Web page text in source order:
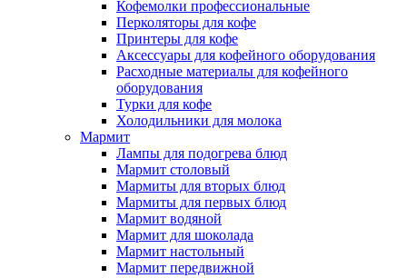
Кофемолки профессиональные
Перколяторы для кофе
Принтеры для кофе
Аксессуары для кофейного оборудования
Расходные материалы для кофейного
оборудования
Турки для кофе
Холодильники для молока
Мармит
Лампы для подогрева блюд
Мармит столовый
Мармиты для вторых блюд
Мармиты для первых блюд
Мармит водяной
Мармит для шоколада
Мармит настольный
Мармит передвижной